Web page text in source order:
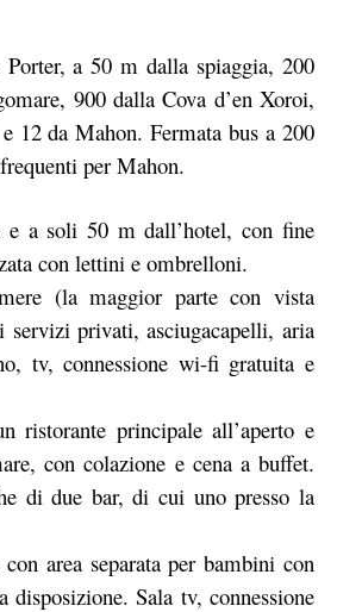
Porter, a 50 m dalla spiaggia, 200
900 dalla Cova d’en Xoroi,
12 da Mahon. Fermata bus a 200
per Mahon.
e a soli 50 m dall’hotel, con fine
con lettini e ombrelloni.
(la maggior parte con vista
servizi privati, asciugacapelli, aria
tv, connessione wi-fi gratuita e
ristorante principale all’aperto e
con colazione e cena a buffet.
di due bar, di cui uno presso la
area separata per bambini con
Sala tv, connessione